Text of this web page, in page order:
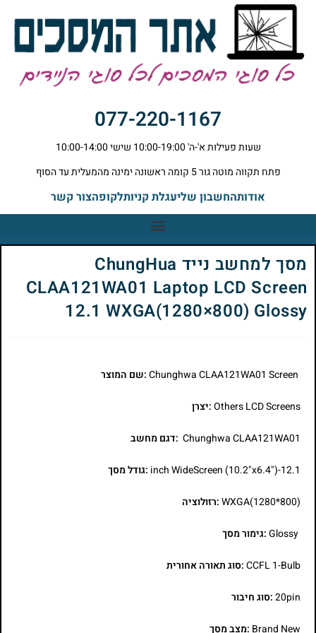
077-220-1167
שעות פעילות א'-ה' 10:00-19:00 שישי 10:00-14:00
פתח תקווה מוטה גור 5 קומה ראשונה ימינה מהמעלית עד הסוף
אודותהחשבון שליעגלת קניותלקופהצור קשר
מסך למחשב נייד ChungHua
CLAA121WA01 Laptop LCD Screen
12.1 WXGA(1280×800) Glossy
:שם המוצר
Others LCD Screens:יצרן
Chunghwa CLAA121WA01 :דגם מחשב
12.1-inch WideScreen (10.2"x6.4") :גודל מסך
WXGA(1280*800):רזולוציה
Glossy:גימור מסך
CCFL 1-Bulb:סוג תאורה אחורית
20pin:סוג חיבור
Brand New :מצב מסך